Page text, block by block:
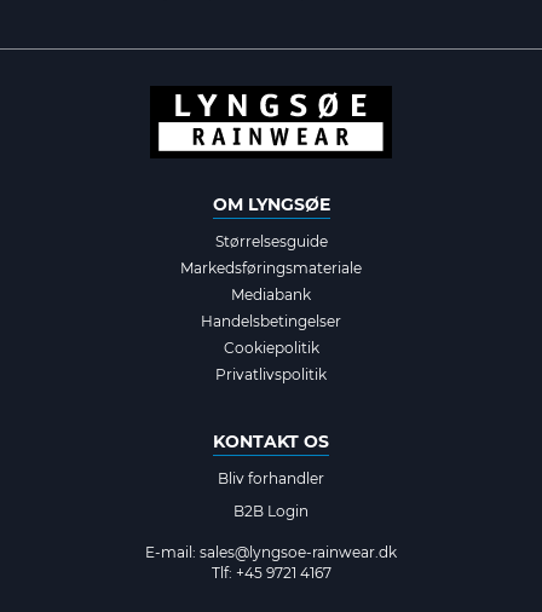
OM LYNGSØE
Størrelsesguide
Markedsføringsmateriale
Mediabank
Handelsbetingelser
Cookiepolitik
Privatlivspolitik
KONTAKT OS
Bliv forhandler
B2B Login
E-mail: sales@lyngsoe-rainwear.dk
Tlf: +45 9721 4167